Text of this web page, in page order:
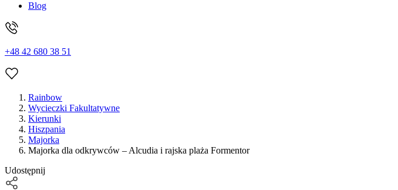
Blog
+48 42 680 38 51
Rainbow
Wycieczki Fakultatywne
Kierunki
Hiszpania
Majorka
Majorka dla odkrywców – Alcudia i rajska plaża Formentor
Udostępnij